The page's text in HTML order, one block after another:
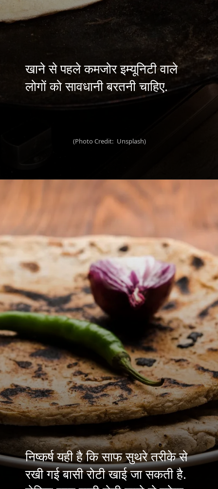
(Photo Credit: Unsplash)
खाने से पहले कमजोर इम्यूनिटी वाले
निष्कर्ष यही है कि साफ सुथरे तरीके से
रखी गई बासी रोटी खाई जा सकती है.